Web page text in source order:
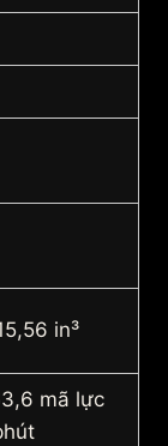
in³
mã lực